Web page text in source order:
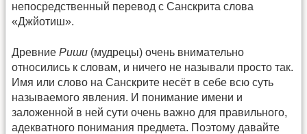
непосредственный перевод с Санскрита слова
«Джйотиш».
Древние Риши (мудрецы) очень внимательно
относились к словам, и ничего не называли просто так.
Имя или слово на Санскрите несёт в себе всю суть
называемого явления. И понимание имени и
заложенной в ней сути очень важно для правильного,
адекватного понимания предмета. Поэтому давайте